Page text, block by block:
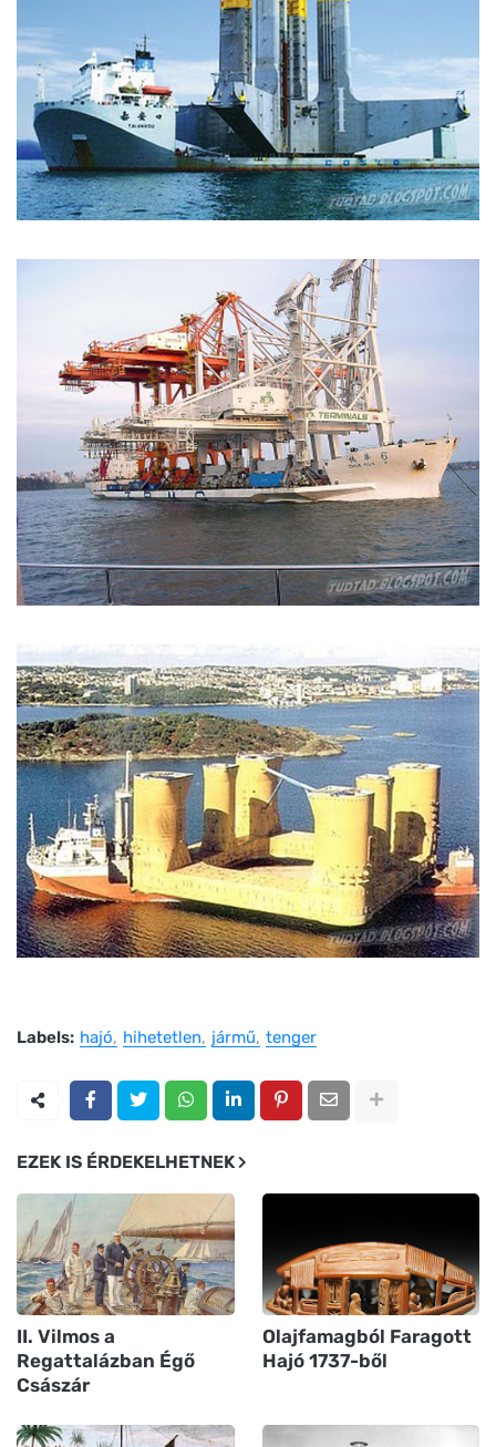
Labels: hajó hihetetlen jármű tenger
EZEK IS ÉRDEKELHETNEK
II. Vilmos a
Regattalázban Égő
Császár
Olajfamagból Faragott
Hajó 1737-ből